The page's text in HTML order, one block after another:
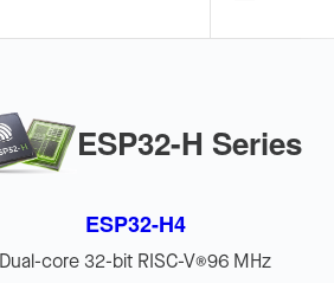
ESP32-H Series
ESP32-H4
Dual-core 32-bit RISC-V®96 MHz